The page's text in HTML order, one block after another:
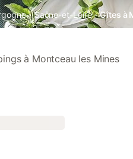
· Saône-et-Loire · Gîtes à
à Montceau les Mines